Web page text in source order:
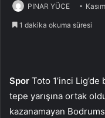
PINAR YÜCE
1 dakika okuma süresi
Spor Toto 1’inci
tepe yarışına ortak
kazanamayan